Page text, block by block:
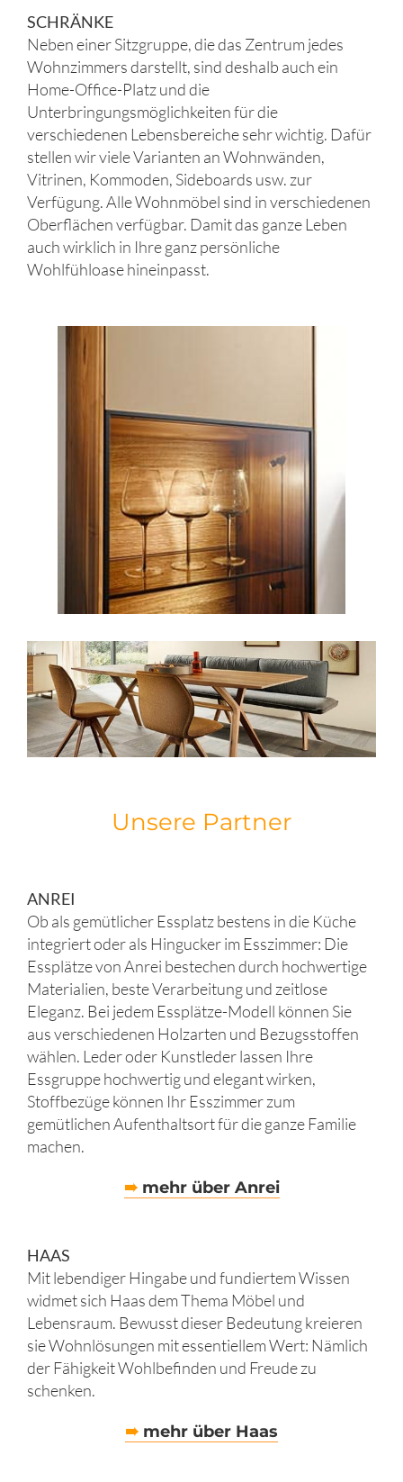
SCHRÄNKE
Neben einer Sitzgruppe, die das Zentrum jedes
Wohnzimmers darstellt, sind deshalb auch ein
Home-Office-Platz und die
Unterbringungsmöglichkeiten für die
verschiedenen Lebensbereiche sehr wichtig. Dafür
stellen wir viele Varianten an Wohnwänden,
Vitrinen, Kommoden, Sideboards usw. zur
Verfügung. Alle Wohnmöbel sind in verschiedenen
Oberflächen verfügbar. Damit das ganze Leben
auch wirklich in Ihre ganz persönliche
Wohlfühloase hineinpasst.
Unsere Partner
ANREI
Ob als gemütlicher Essplatz bestens in die Küche
integriert oder als Hingucker im Esszimmer: Die
Essplätze von Anrei bestechen durch hochwertige
Materialien, beste Verarbeitung und zeitlose
Eleganz. Bei jedem Essplätze-Modell können Sie
aus verschiedenen Holzarten und Bezugsstoffen
wählen. Leder oder Kunstleder lassen Ihre
Essgruppe hochwertig und elegant wirken,
Stoffbezüge können Ihr Esszimmer zum
gemütlichen Aufenthaltsort für die ganze Familie
machen.
➠mehr über Anrei
HAAS
Mit lebendiger Hingabe und fundiertem Wissen
widmet sich Haas dem Thema Möbel und
Lebensraum. Bewusst dieser Bedeutung kreieren
sie Wohnlösungen mit essentiellem Wert: Nämlich
der Fähigkeit Wohlbefinden und Freude zu
schenken.
➠ mehr über Haas